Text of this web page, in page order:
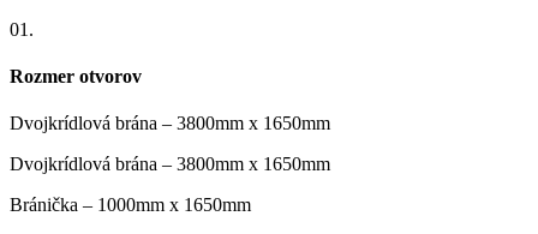
01.
Rozmer otvorov
Dvojkrídlová brána – 3800mm x 1650mm
Dvojkrídlová brána – 3800mm x 1650mm
Bránička – 1000mm x 1650mm